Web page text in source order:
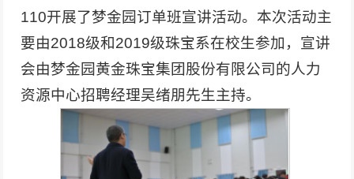
110开展了梦金园订单班宣讲活动。本次活动主
要由2018级和2019级珠宝系在校生参加，宣讲
会由梦金园黄金珠宝集团股份有限公司的人力
资源中心招聘经理吴绪朋先生主持。